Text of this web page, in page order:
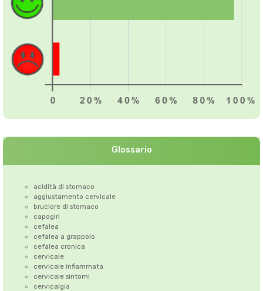
Glossario
acidità di stomaco
aggiustamento cervicale
bruciore di stomaco
capogiri
cefalea
cefalea a grappolo
cefalea cronica
cervicale
cervicale infiammata
cervicale sintomi
cervicalgia